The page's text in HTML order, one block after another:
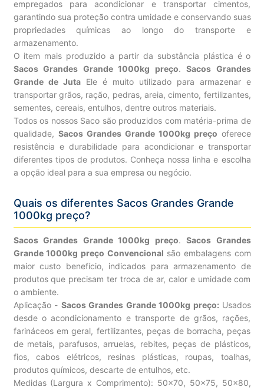
empregados para acondicionar e transportar cimentos,
garantindo sua proteção contra umidade e conservando suas
propriedades químicas ao longo do transporte e
armazenamento.
O item mais produzido a partir da substância plástica é o
Sacos Grandes Grande 1000kg preço. Sacos Grandes
Grande de JutaEle é muito utilizado para armazenar e
transportar grãos, ração, pedras, areia, cimento, fertilizantes,
sementes, cereais, entulhos, dentre outros materiais.
Todos os nossos Saco são produzidos com matéria-prima de
qualidade, Sacos Grandes Grande 1000kg preço oferece
resistência e durabilidade para acondicionar e transportar
diferentes tipos de produtos. Conheça nossa linha e escolha
a opção ideal para a sua empresa ou negócio.
Quais os diferentes Sacos Grandes Grande
1000kg preço?
Sacos Grandes Grande 1000kg preço. Sacos Grandes
Grande 1000kg preço Convencional são embalagens com
maior custo benefício, indicados para armazenamento de
produtos que precisam ter troca de ar, calor e umidade com
o ambiente.
Aplicação - Sacos Grandes Grande 1000kg preço: Usados
desde o acondicionamento e transporte de grãos, rações,
farináceos em geral, fertilizantes, peças de borracha, peças
de metais, parafusos, arruelas, rebites, peças de plásticos,
fios, cabos elétricos, resinas plásticas, roupas, toalhas,
produtos químicos, descarte de entulhos, etc.
Medidas (Largura x Comprimento): 50×70, 50×75, 50×80,